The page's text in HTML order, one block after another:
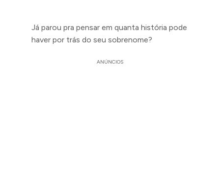
Já parou pra pensar em quanta história pode
haver por trás do seu sobrenome?
ANÚNCIOS